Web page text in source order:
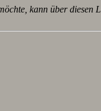
kann über diesen